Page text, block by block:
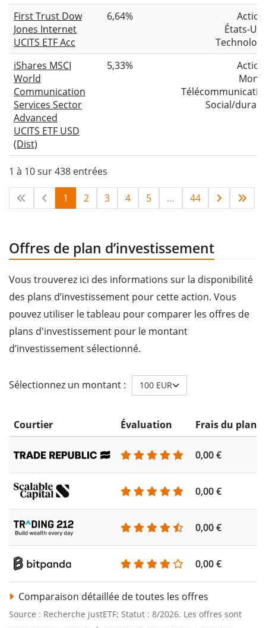
First Trust Dow
Jones Internet
UCITS ETF Acc
6,64%
États-
iShares MSCI
World
Communication
Services Sector
Advanced
UCITS ETF USD
(Dist)
5,33%
Social/
1 à 10 sur 438 entrées
1 2 3 4 5 … 44
Offres de plan d’investissement
Vous trouverez ici des informations sur la disponibilité
des plans d’investissement pour cette action. Vous
pouvez utiliser le tableau pour comparer les offres de
plans d'investissement pour le montant
d’investissement sélectionné.
Sélectionnez un montant : 100 EUR
Courtier Évaluation Frais du plan
0,00 €
0,00 €
0,00 €
0,00 €
Comparaison détaillée de toutes les offres
Source : Recherche justETF; Statut : 8/2026. Les offres sont